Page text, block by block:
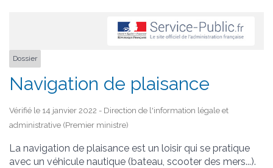
Dossier
Navigation de plaisance
Vérifié le 14 janvier 2022 - Direction de l'information légale et
administrative (Premier ministre)
La navigation de plaisance est un loisir qui se pratique
avec un véhicule nautique (bateau, scooter des mers...).